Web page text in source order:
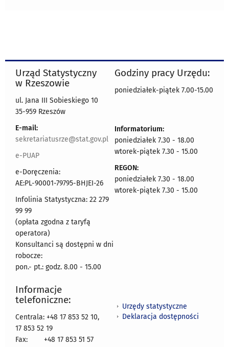
Urząd Statystyczny
w Rzeszowie
ul. Jana III Sobieskiego 10
35-959 Rzeszów
E-mail:
sekretariatusrze@stat.gov.pl
e-PUAP
e-Doręczenia:
AE:PL-90001-79795-BHJEI-26
Infolinia Statystyczna: 22 279
99 99
(opłata zgodna z taryfą
operatora)
Konsultanci są dostępni w dni
robocze:
pon.- pt.: godz. 8.00 - 15.00
Godziny pracy Urzędu:
poniedziałek-piątek 7.00-15.00
Informatorium:
poniedziałek 7.30 - 18.00
wtorek-piątek 7.30 - 15.00
REGON:
poniedziałek 7.30 - 18.00
wtorek-piątek 7.30 - 15.00
Informacje
telefoniczne:
Centrala: +48 17 853 52 10,
17 853 52 19
Fax:
+48 17 853 51 57
Urzędy statystyczne
Deklaracja dostępności